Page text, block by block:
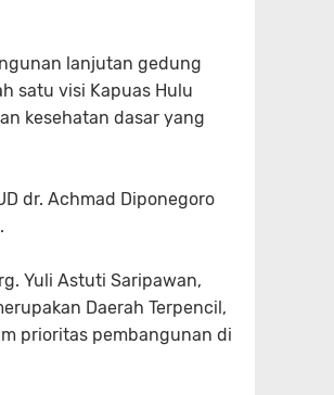
lanjutan gedung
satu visi Kapuas Hulu
kesehatan dasar yang
dr. Achmad Diponegoro
Yuli Astuti Saripawan,
Daerah Terpencil,
prioritas pembangunan di